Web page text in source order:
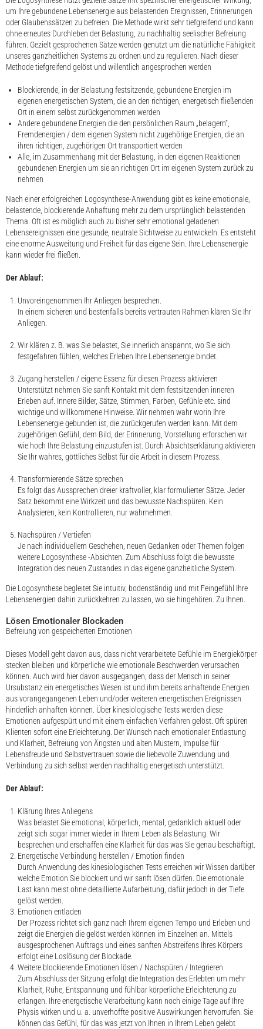
um Ihre gebundene Lebensenergie aus belastenden Ereignissen, Erinnerungen
oder Glaubenssätzen zu befreien. Die Methode wirkt sehr tiefgreifend und kann
ohne erneutes Durchleben der Belastung, zu nachhaltig seelischer Befreiung
führen. Gezielt gesprochenen Sätze werden genutzt um die natürliche Fähigkeit
unseres ganzheitlichen Systems zu ordnen und zu regulieren. Nach dieser
Methode tiefgreifend gelöst und willentlich angesprochen werden
Blockierende, in der Belastung festsitzende, gebundene Energien im
eigenen energetischen System, die an den richtigen, energetisch fließenden
Ort in einem selbst zurückgenommen werden
Andere gebundene Energien die den persönlichen Raum „belagern“,
Fremdenergien / dem eigenen System nicht zugehörige Energien, die an
ihren richtigen, zugehörigen Ort transportiert werden
Alle, im Zusammenhang mit der Belastung, in den eigenen Reaktionen
gebundenen Energien um sie an richtigen Ort im eigenen System zurück zu
nehmen
Nach einer erfolgreichen Logosynthese-Anwendung gibt es keine emotionale,
belastende, blockierende Anhaftung mehr zu dem ursprünglich belastenden
Thema. Oft ist es möglich auch zu bisher sehr emotional geladenen
Lebensereignissen eine gesunde, neutrale Sichtweise zu entwickeln. Es entsteht
eine enorme Ausweitung und Freiheit für das eigene Sein. Ihre Lebensenergie
kann wieder frei fließen.
Der Ablauf:
Unvoreingenommen Ihr Anliegen besprechen.
In einem sicheren und bestenfalls bereits vertrauten Rahmen klären Sie Ihr
Anliegen.
Wir klären z. B. was Sie belastet, Sie innerlich anspannt, wo Sie sich
festgefahren fühlen, welches Erleben Ihre Lebensenergie bindet.
Zugang herstellen / eigene Essenz für diesen Prozess aktivieren
Unterstützt nehmen Sie sanft Kontakt mit dem festsitzenden inneren
Erleben auf. Innere Bilder, Sätze, Stimmen, Farben, Gefühle etc. sind
wichtige und willkommene Hinweise. Wir nehmen wahr worin Ihre
Lebensenergie gebunden ist, die zurückgerufen werden kann. Mit dem
zugehörigen Gefühl, dem Bild, der Erinnerung, Vorstellung erforschen wir
wie hoch Ihre Belastung einzustufen ist. Durch Absichtserklärung aktivieren
Sie Ihr wahres, göttliches Selbst für die Arbeit in diesem Prozess.
Transformierende Sätze sprechen
Es folgt das Aussprechen dreier kraftvoller, klar formulierter Sätze. Jeder
Satz bekommt eine Wirkzeit und das bewusste Nachspüren. Kein
Analysieren, kein Kontrollieren, nur wahrnehmen.
Nachspüren / Vertiefen
Je nach individuellem Geschehen, neuen Gedanken oder Themen folgen
weitere Logosynthese -Absichten. Zum Abschluss folgt die bewusste
Integration des neuen Zustandes in das eigene ganzheitliche System.
Die Logosynthese begleitet Sie intuitiv, bodenständig und mit Feingefühl Ihre
Lebensenergien dahin zurückkehren zu lassen, wo sie hingehören. Zu Ihnen.
Lösen Emotionaler Blockaden
Befreiung von gespeicherten Emotionen
Dieses Modell geht davon aus, dass nicht verarbeitete Gefühle im Energiekörper
stecken bleiben und körperliche wie emotionale Beschwerden verursachen
können. Auch wird hier davon ausgegangen, dass der Mensch in seiner
Ursubstanz ein energetisches Wesen ist und ihm bereits anhaftende Energien
aus vorangegangenen Leben und/oder weiteren energetischen Ereignissen
hinderlich anhaften können. Über kinesiologische Tests werden diese
Emotionen aufgespürt und mit einem einfachen Verfahren gelöst. Oft spüren
Klienten sofort eine Erleichterung. Der Wunsch nach emotionaler Entlastung
und Klarheit, Befreiung von Ängsten und alten Mustern, Impulse für
Lebensfreude und Selbstvertrauen sowie die liebevolle Zuwendung und
Verbindung zu sich selbst werden nachhaltig energetisch unterstützt.
Der Ablauf:
Klärung Ihres Anliegens
Was belastet Sie emotional, körperlich, mental, gedanklich aktuell oder
zeigt sich sogar immer wieder in Ihrem Leben als Belastung. Wir
besprechen und erschaffen eine Klarheit für das was Sie genau beschäftigt.
Energetische Verbindung herstellen / Emotion finden
Durch Anwendung des kinesiologischen Tests erreichen wir Wissen darüber
welche Emotion Sie blockiert und wir sanft lösen dürfen. Die emotionale
Last kann meist ohne detaillierte Aufarbeitung, dafür jedoch in der Tiefe
gelöst werden.
Emotionen entladen
Der Prozess richtet sich ganz nach Ihrem eigenen Tempo und Erleben und
zeigt die Energien die gelöst werden können im Einzelnen an. Mittels
ausgesprochenen Auftrags und eines sanften Abstreifens Ihres Körpers
erfolgt eine Loslösung der Blockade.
Weitere blockierende Emotionen lösen / Nachspüren / Integrieren
Zum Abschluss der Sitzung erfolgt die Integration des Erlebten um mehr
Klarheit, Ruhe, Entspannung und fühlbar körperliche Erleichterung zu
erlangen. Ihre energetische Verarbeitung kann noch einige Tage auf Ihre
Physis wirken und u. a. unverhoffte positive Auswirkungen hervorrufen. Sie
können das Gefühl, für das was jetzt von Ihnen in Ihrem Leben gelebt